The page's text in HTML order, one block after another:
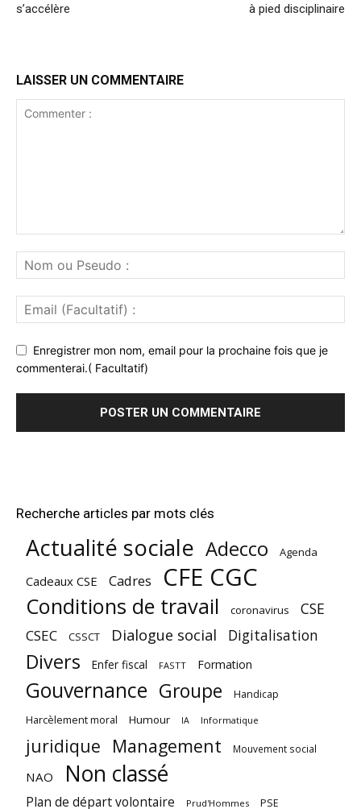
s’accélère
à pied disciplinaire
LAISSER UN COMMENTAIRE
Enregistrer mon nom, email pour la prochaine fois que je
commenterai.( Facultatif)
Recherche articles par mots clés
Actualité sociale Adecco Agenda
Cadeaux CSE Cadres CFE CGC
Conditions de travail coronavirus CSE
CSEC CSSCT Dialogue social Digitalisation
Divers Enfer fiscal FASTT Formation
Gouvernance Groupe Handicap
Harcèlement moral Humour IA Informatique
juridique Management Mouvement social
NAO Non classé
Plan de départ volontaire Prud'Hommes PSE